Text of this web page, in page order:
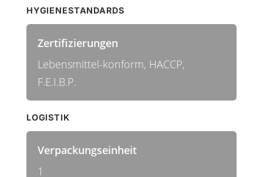
HYGIENESTANDARDS
Zertifizierungen
Lebensmittel-konform, HACCP,
F.E.I.B.P.
LOGISTIK
Verpackungseinheit
1